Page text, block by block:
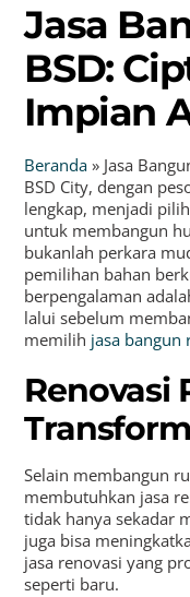
Jasa
BSD:
Impian
Beranda » Jasa
BSD City, dengan
lengkap, menjadi
untuk membangun
bukanlah perkara
pemilihan bahan
berpengalaman
lalui sebelum
memilih jasa bangun
Renovasi
Selain membangun
membutuhkan jasa
tidak hanya sekadar
juga bisa
jasa renovasi yang
seperti baru.